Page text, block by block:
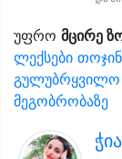
უფრო მცირე
ლექსები
გულუბრყვილო
მეგობრობაზე